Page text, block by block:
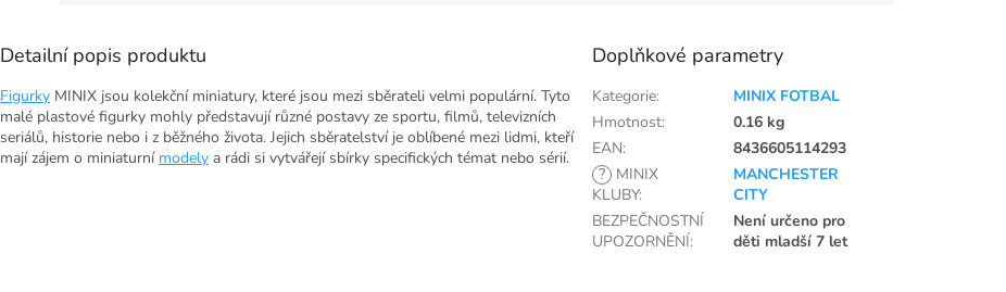
Detailní popis produktu
Figurky MINIX jsou kolekční miniatury, které jsou mezi sběrateli velmi populární. Tyto
malé plastové figurky mohly představují různé postavy ze sportu, filmů, televizních
seriálů, historie nebo i z běžného života. Jejich sběratelství je oblíbené mezi lidmi, kteří
mají zájem o miniaturní modely a rádi si vytvářejí sbírky specifických témat nebo sérií.
Doplňkové parametry
Kategorie:
MINIX FOTBAL
Hmotnost:
0.16 kg
EAN:
8436605114293
? MINIX
KLUBY:
MANCHESTER
CITY
BEZPEČNOSTNÍ
UPOZORNĚNÍ:
Není určeno pro
děti mladší 7 let